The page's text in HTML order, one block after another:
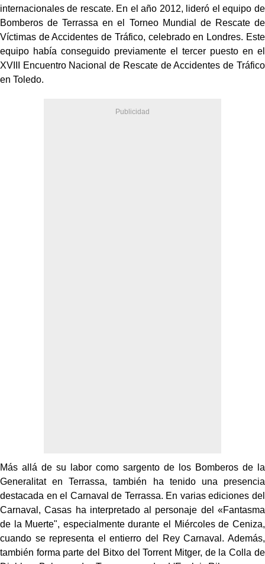
internacionales de rescate. En el año 2012, lideró el equipo de
Bomberos de Terrassa en el Torneo Mundial de Rescate de
Víctimas de Accidentes de Tráfico, celebrado en Londres. Este
equipo había conseguido previamente el tercer puesto en el
XVIII Encuentro Nacional de Rescate de Accidentes de Tráfico
en Toledo.
Más allá de su labor como sargento de los Bomberos de la
Generalitat en Terrassa, también ha tenido una presencia
destacada en el Carnaval de Terrassa. En varias ediciones del
Carnaval, Casas ha interpretado al personaje del «Fantasma
de la Muerte", especialmente durante el Miércoles de Ceniza,
cuando se representa el entierro del Rey Carnaval. Además,
también forma parte del Bitxo del Torrent Mitger, de la Colla de